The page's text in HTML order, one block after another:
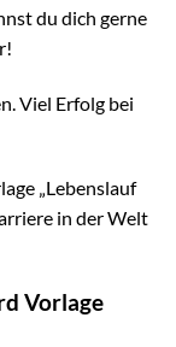
du dich gerne
Viel Erfolg bei
„Lebenslauf
in der Welt
Vorlage